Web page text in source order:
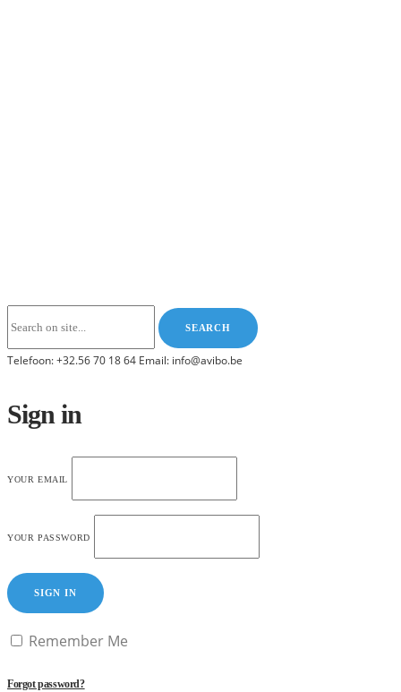
Telefoon: +32.56 70 18 64 Email: info@avibo.be
Sign in
YOUR EMAIL
YOUR PASSWORD
SIGN IN
Remember Me
Forgot password?